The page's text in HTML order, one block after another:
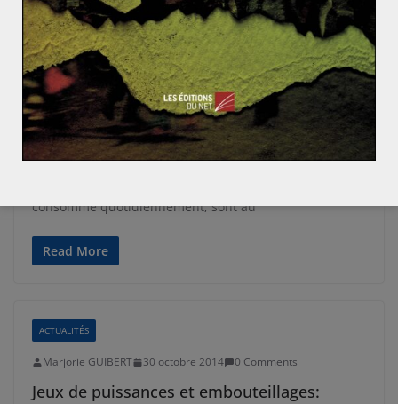
ACTUALITÉS
Marjorie GUIBERT 8 novembre 2014 0 Comments
« Minerais de sang »: des matières
premières au coeur des conflits?
On les appelle minerais de sang ou encore diamants de
consomme quotidiennement, sont au
Read More
ACTUALITÉS
Marjorie GUIBERT 30 octobre 2014 0 Comments
Jeux de puissances et embouteillages: